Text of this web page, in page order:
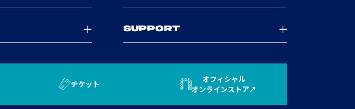
SUPPORT
チケット
オフィシャル
オンラインストア